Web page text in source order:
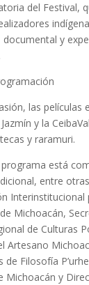
del Festival,
documental y
las
y la
y raramuri.
está
entre
Interinstitucional
Michoacán,
de Culturas
Artesano
de Filosofía
Michoacán y